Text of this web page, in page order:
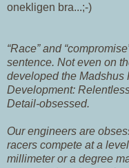
onekligen bra...;-)
“Race” and
sentence. Not even on
developed the Madshus
Development:
Detail-obsessed.
Our engineers are
racers compete at a
millimeter or a degree